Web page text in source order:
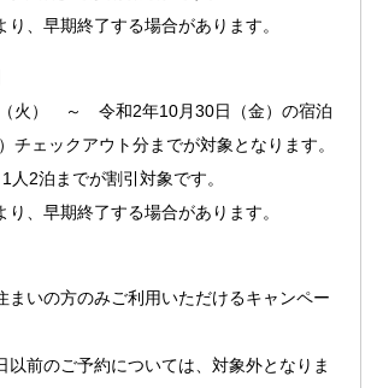
、早期終了する場合があります。
火） ～ 令和2年10月30日（金）の宿泊
チェックアウト分までが対象となります。
2泊までが割引対象です。
、早期終了する場合があります。
まいの方のみご利用いただけるキャンペー
以前のご予約については、対象外となりま